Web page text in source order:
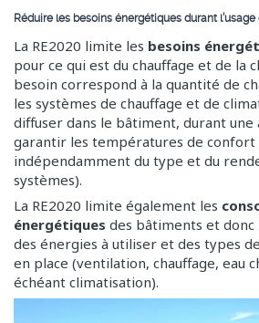
Réduire les besoins énergétiques durant
La RE2020 limite les besoins
pour ce qui est du chauffage et de la
besoin correspond à la quantité de
les systèmes de chauffage et de
diffuser dans le bâtiment, durant
garantir les températures de
indépendamment du type et du
systèmes).
La RE2020 limite également les
énergétiques des bâtiments et donc
des énergies à utiliser et des types
en place (ventilation, chauffage, eau
échéant climatisation).